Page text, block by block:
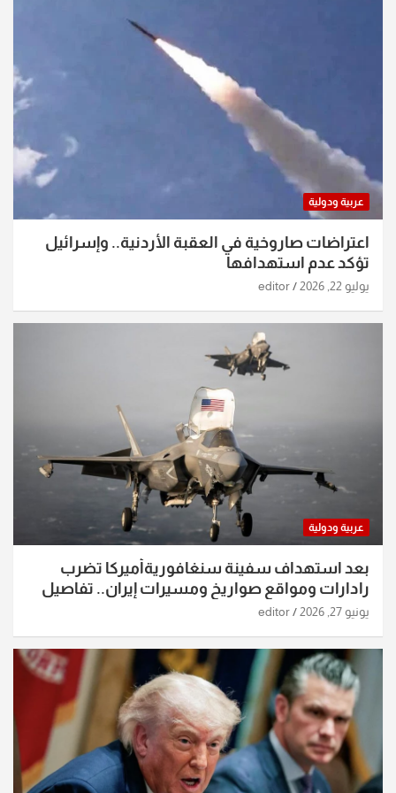
عربية ودولية
اعتراضات صاروخية في العقبة الأردنية.. وإسرائيل
تؤكد عدم استهدافها
يوليو 22, 2026 editor
عربية ودولية
بعد استهداف سفينة سنغافوريةأميركا تضرب
رادارات ومواقع صواريخ ومسيرات إيران.. تفاصيل
الساعات الماضية
يونيو 27, 2026 editor